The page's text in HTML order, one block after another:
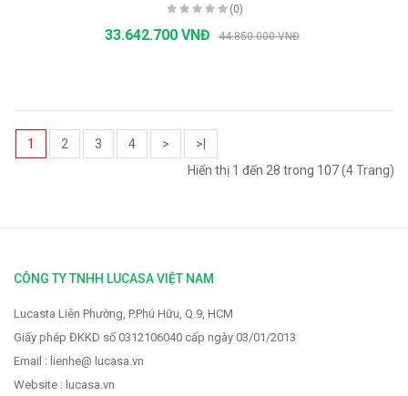
(0)
33.642.700 VNĐ 44.850.000 VNĐ
1 2 3 4 >
>|
Hiển thị 1 đến 28 trong 107 (4 Trang)
CÔNG TY TNHH LUCASA VIỆT NAM
Lucasta Liên Phường, P.Phú Hữu, Q.9, HCM
Giấy phép ĐKKD số 0312106040 cấp ngày 03/01/2013
Email : lienhe@ lucasa.vn
Website : lucasa.vn